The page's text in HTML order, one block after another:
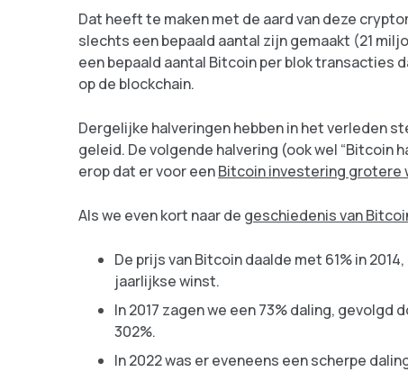
Dat heeft te maken met de aard van deze
slechts een bepaald aantal zijn gemaakt (21
een bepaald aantal Bitcoin per blok transacties
op de blockchain.
Dergelijke halveringen hebben in het verleden
geleid. De volgende halvering (ook wel “Bitcoin
erop dat er voor eenBitcoin investering grotere
Als we even kort naar de geschiedenis van
De prijs van Bitcoin daalde met 61% in
jaarlijkse winst.
In 2017 zagen we een 73% daling,
302%.
In 2022 was er eveneens een scherpe